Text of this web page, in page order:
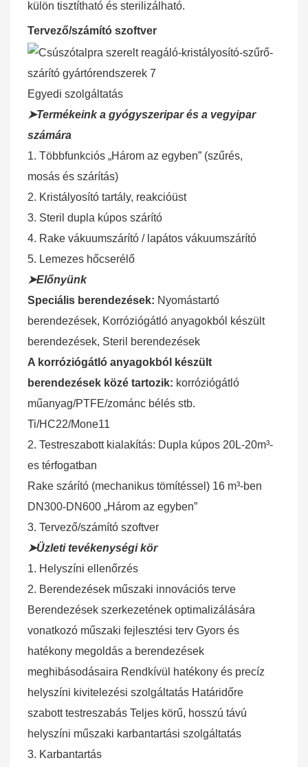
külön tisztítható és sterilizálható.
Tervező/számító szoftver
Egyedi szolgáltatás
➤Termékeink a gyógyszeripar és a vegyipar
számára
1. Többfunkciós „Három az egyben” (szűrés,
mosás és szárítás)
2. Kristályosító tartály, reakcióüst
3. Steril dupla kúpos szárító
4. Rake vákuumszárító / lapátos vákuumszárító
5. Lemezes hőcserélő
➤Előnyünk
Speciális berendezések: Nyomástartó
berendezések, Korróziógátló anyagokból készült
berendezések, Steril berendezések
A korróziógátló anyagokból készült
berendezések közé tartozik: korróziógátló
műanyag/PTFE/zománc bélés stb.
Ti/HC22/Mone11
2. Testreszabott kialakítás: Dupla kúpos 20L-20m³-
es térfogatban
Rake szárító (mechanikus tömítéssel) 16 m³-ben
DN300-DN600 „Három az egyben”
3. Tervező/számító szoftver
➤Üzleti tevékenységi kör
1. Helyszíni ellenőrzés
2. Berendezések műszaki innovációs terve
Berendezések szerkezetének optimalizálására
vonatkozó műszaki fejlesztési terv Gyors és
hatékony megoldás a berendezések
meghibásodásaira Rendkívül hatékony és precíz
helyszíni kivitelezési szolgáltatás Határidőre
szabott testreszabás Teljes körű, hosszú távú
helyszíni műszaki karbantartási szolgáltatás
3. Karbantartás